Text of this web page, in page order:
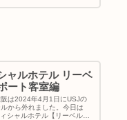
ャルホテル リーベ
ート客室編
は2024年4月1日にUSJの
から外れました。今日は
シャルホテル【リーベルホ